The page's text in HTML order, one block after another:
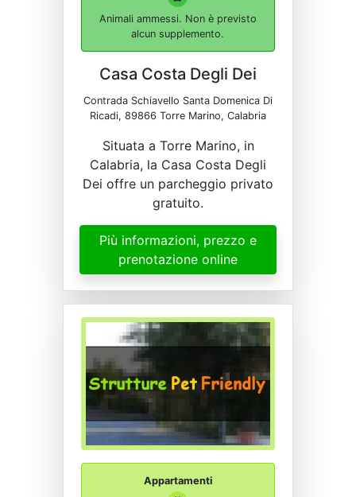
Animali ammessi. Non è previsto
alcun supplemento.
Casa Costa Degli Dei
Contrada Schiavello Santa Domenica Di
Ricadi, 89866 Torre Marino, Calabria
Situata a Torre Marino, in
Calabria, la Casa Costa Degli
Dei offre un parcheggio privato
gratuito.
Più informazioni, prezzo e
prenotazione online
Appartamenti